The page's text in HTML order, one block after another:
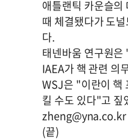
애틀랜틱 카운슬
때 체결됐다가 도
다.
태넨바움 연구원
IAEA가 핵 관련 의
WSJ은 "이란이 핵
킬 수도 있다"고 짚
zheng@yna.co.kr
(끝)